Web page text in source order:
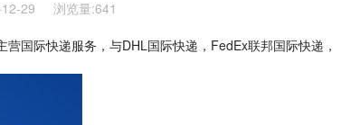
29 浏览量:641
营国际快递服务，与DHL 国际快递， FedEx联邦国际快递，